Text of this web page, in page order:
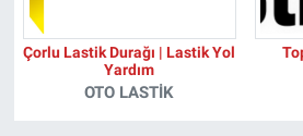
Çorlu Lastik Durağı | Lastik Yol
Yardım
OTO LASTIK